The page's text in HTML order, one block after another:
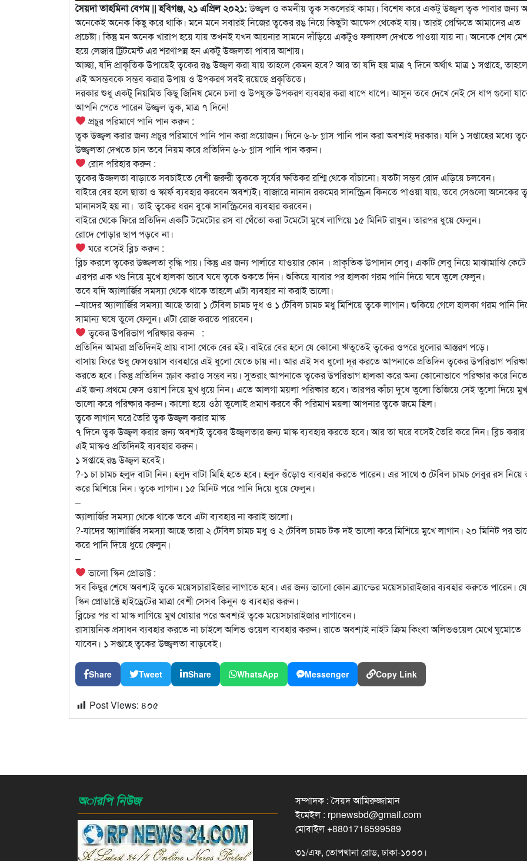
সৈয়দা তাহমিনা বেগম || হবিগঞ্জ, ২১ এপ্রিল ২০২১:উজ্জ্বল ও কমনীয় ত্বক সকলেরই কাম্য। বিশেষ করে একটু উজ্জ্বল ত্বক পাবার জন্য
অনেকেই অনেক কিছু করে থাকি। মনে মনে সবারই নিজের ত্বকের রঙ নিয়ে কিছুটা আক্ষেপ থেকেই যায়। তারইপ্রেক্ষিতে আমাদের এত
প্রচেষ্টা। কিন্তু মন অনেক খারাপ হয়ে যায় তখনই যখন আয়নার সামনে দাঁড়িয়ে একটুও ফলাফল দেখতে পাওয়া যায় না। অনেকে শেষ
হয়ে লেজার ট্রিটমেন্ট এর শরণাপন্ন হন একটু উজ্জলতা পাবার আশায়।
আচ্ছা, যদি প্রাকৃতিক উপায়েই ত্বকের রঙ উজ্জ্বল করা যায় তাহলে কেমন হবে? আর তা যদি হয় মাত্র ৭ দিনে অর্থাৎ মাত্র ১ সপ্তাহে,
এই অসম্ভবকে সম্ভব করার উপায় ও উপকরণ সবই রয়েছে প্রকৃতিতে।
দরকার শুধু একটু নিয়মিত কিছু জিনিষ মেনে চলা ও উপযুক্ত উপকরণ ব্যবহার করা ধাপে ধাপে। আসুন তবে দেখে নেই সে ধাপ গুলো
আপনি পেতে পারেন উজ্জ্বল ত্বক, মাত্র ৭ দিনে!
প্রচুর পরিমাণে পানি পান করুন :
ত্বক উজ্জ্বল করার জন্য প্রচুর পরিমাণে পানি পান করা প্রয়োজন। দিনে ৬-৮ গ্লাস পানি পান করা অবশ্যই দরকার। যদি ১ সপ্তাহের মধ্যে
উজ্জ্বলতা দেখতে চান তবে নিয়ম করে প্রতিদিন ৬-৮ গ্লাস পানি পান করুন।
রোদ পরিহার করুন :
ত্বকের উজ্জলতা বাড়াতে সবচাইতে বেশী জরুরী ত্বককে সূর্যের ক্ষতিকর রশ্মি থেকে বাঁচানো। যতটা সম্ভব রোদ এড়িয়ে চলবেন।
বাইরে বের হলে ছাতা ও স্কার্ফ ব্যবহার করবেন অবশ্যই। বাজারে নানান রকমের সানস্ক্রিন কিনতে পাওয়া যায়, তবে সেগুলো অনেকের
মানানসই হয় না। তাই ত্বকের ধরন বুঝে সানস্ক্রিনের ব্যবহার করবেন।
বাইরে থেকে ফিরে প্রতিদিন একটি টমেটোর রস বা থেঁতো করা টমেটো মুখে লাগিয়ে ১৫ মিনিট রাখুন। তারপর ধুয়ে ফেলুন।
রোদে পোড়ার ছাপ পড়বে না।
ঘরে বসেই ব্লিচ করুন :
ব্লিচ করলে ত্বকের উজ্জলতা বৃদ্ধি পায়। কিন্তু এর জন্য পার্লারে যাওয়ার কোন । প্রাকৃতিক উপাদান লেবু। একটি লেবু নিয়ে মাঝামাঝি
এরপর এক খণ্ড নিয়ে মুখে হালকা ভাবে ঘষে ত্বকে শুকতে দিন। শুকিয়ে যাবার পর হালকা গরম পানি দিয়ে ঘষে তুলে ফেলুন।
তবে যদি অ্যালার্জির সমস্যা থেকে থাকে তাহলে এটা ব্যবহার না করাই ভালো।
–যাদের অ্যালার্জির সমস্যা আছে তারা ১ টেবিল চামচ দুধ ও ১ টেবিল চামচ মধু মিশিয়ে ত্বকে লাগান। শুকিয়ে গেলে হালকা গরম পানি
সামান্য ঘষে তুলে ফেলুন। এটা রোজ করতে পারবেন।
ত্বকের উপরিভাগ পরিষ্কার করুন :
প্রতিদিন আমরা প্রতিদিনই প্রায় বাসা থেকে বের হই। বাইরে বের হলে যে কোনো ঋতুতেই ত্বকের ওপরে ধুলোর আস্তরণ পড়ে।
বাসায় ফিরে শুধু ফেসওয়াস ব্যবহারে এই ধুলো যেতে চায় না। আর এই সব ধুলো দূর করতে আপনাকে প্রতিদিন ত্বকের উপরিভাগ
করতে হবে। কিন্তু প্রতিদিন স্ক্রাব করাও সম্ভব নয়। সুতরাং আপনাকে ত্বকের উপরিভাগ হালকা করে অন্য কোনোভাবে পরিষ্কার করে
এই জন্য প্রথমে ফেস ওয়াশ দিয়ে মুখ ধুয়ে নিন। এতে আলগা ময়লা পরিষ্কার হবে। তারপর কাঁচা দুধে তুলো ভিজিয়ে সেই তুলো দিয়ে মুখ
ভালো করে পরিষ্কার করুন। কালো হয়ে ওঠা তুলোই প্রমাণ করবে কী পরিমাণ ময়লা আপনার ত্বকে জমে ছিল।
ত্বকে লাগান ঘরে তৈরি ত্বক উজ্জ্বল করার মাস্ক
৭ দিনে ত্বক উজ্জ্বল করার জন্য অবশ্যই ত্বকের উজ্জ্বলতার জন্য মাস্ক ব্যবহার করতে হবে। আর তা ঘরে বসেই তৈরি করে নিন। ব্লিচ
এই মাস্কও প্রতিদিনই ব্যবহার করুন।
১ সপ্তাহে রঙ উজ্জ্বল হবেই।
?-১ চা চামচ হলুদ বাটা নিন। হলুদ বাটা মিহি হতে হবে। হলুদ গুঁড়োও ব্যবহার করতে পারেন। এর সাথে ৩ টেবিল চামচ লেবুর রস নিয়ে
করে মিশিয়ে নিন। ত্বকে লাগান। ১৫ মিনিট পরে পানি দিয়ে ধুয়ে ফেলুন।
–
অ্যালার্জির সমস্যা থেকে থাকে তবে এটা ব্যবহার না করাই ভালো।
?-যাদের অ্যালার্জির সমস্যা আছে তারা ২ টেবিল চামচ মধু ও ২ টেবিল চামচ টক দই ভালো করে মিশিয়ে মুখে লাগান। ২০ মিনিট পর
করে পানি দিয়ে ধুয়ে ফেলুন।
–
ভালো স্কিন প্রোডাক্ট :
সব কিছুর শেষে অবশ্যই ত্বকে ময়েসচারাইজার লাগাতে হবে। এর জন্য ভালো কোন ব্র্যান্ডের ময়েসচারাইজার ব্যবহার করুতে পারেন।
স্কিন প্রোডাক্টে হাইড্রেটের মাত্রা বেশী সেসব কিনুন ও ব্যবহার করুন।
ব্লিচের পর বা মাস্ক লাগিয়ে মুখ ধোয়ার পরে অবশ্যই ত্বকে ময়েসচারাইজার লাগাবেন।
রাসায়নিক প্রসাধন ব্যবহার করতে না চাইলে অলিভ ওয়েল ব্যবহার করুন। রাতে অবশ্যই নাইট ক্রিম কিংবা অলিভওয়েল মেখে ঘুমোতে
যাবেন। ১ সপ্তাহে ত্বকের উজ্জ্বলতা বাড়বেই।
Share Tweet Share WhatsApp Messenger Copy Link
Post Views: ৪০৫
অারপি নিউজ
সম্পাদক : সৈয়দ আমিরুজ্জামান
ইমেইল : rpnewsbd@gmail.com
মোবাইল +8801716599589
৩১/এফ, তোপখানা রোড, ঢাকা-১০০০।